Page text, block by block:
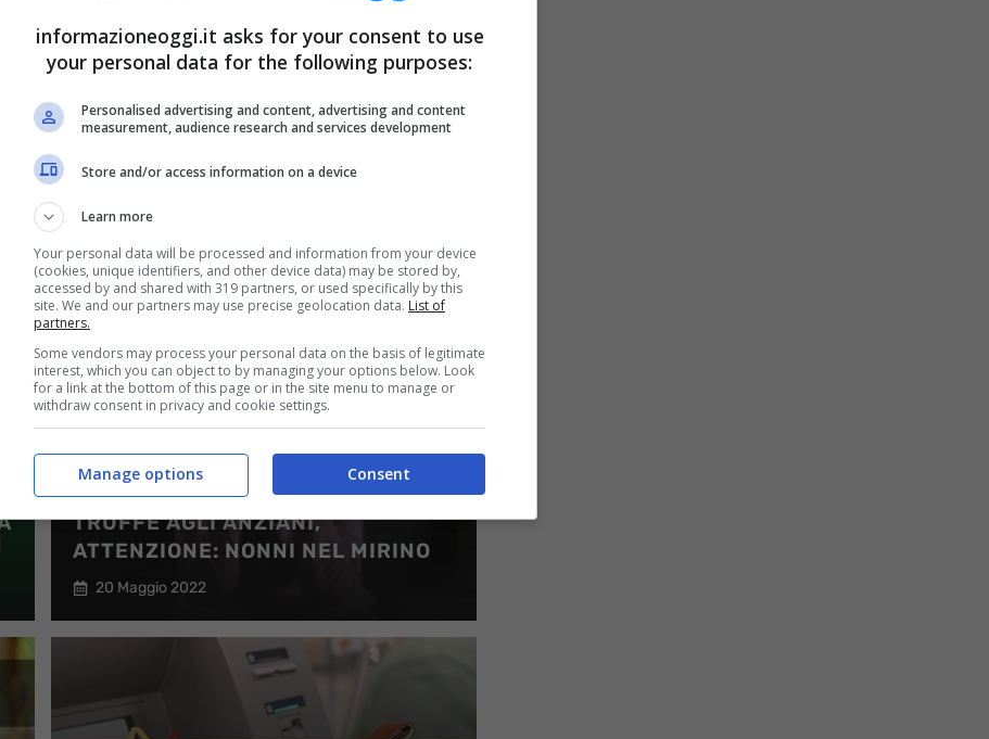
RISCALDAMENTO CON STUFA A
CONVENIENZA A CONFRONTO
25 Giugno 2022
TRUFFE AGLI ANZIANI,
ATTENZIONE: NONNI NEL MIRINO
20 Maggio 2022
informazioneoggi.it asks for your consent to use
your personal data for the following purposes:
Personalised advertising and content, advertising and content
measurement, audience research and services development
Store and/or access information on a device
Learn more
Your personal data will be processed and information from your device
(cookies, unique identifiers, and other device data) may be stored by,
accessed by and shared with 319 partners, or used specifically by this
site. We and our partners may use precise geolocation data. List of
partners.
Some vendors may process your personal data on the basis of legitimate
interest, which you can object to by managing your options below. Look
for a link at the bottom of this page or in the site menu to manage or
withdraw consent in privacy and cookie settings.
Consent
Manage options